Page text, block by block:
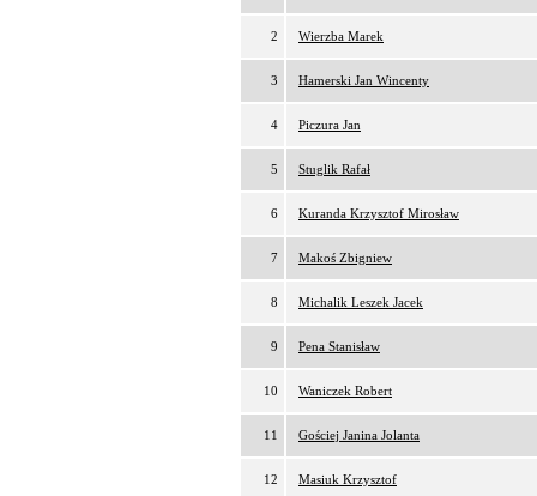
2 Wierzba Marek
3 Hamerski Jan Wincenty
4 Piczura Jan
5 Stuglik Rafał
6 Kuranda Krzysztof Mirosław
7 Makoś Zbigniew
8 Michalik Leszek Jacek
9 Pena Stanisław
10 Waniczek Robert
11 Gościej Janina Jolanta
12 Masiuk Krzysztof